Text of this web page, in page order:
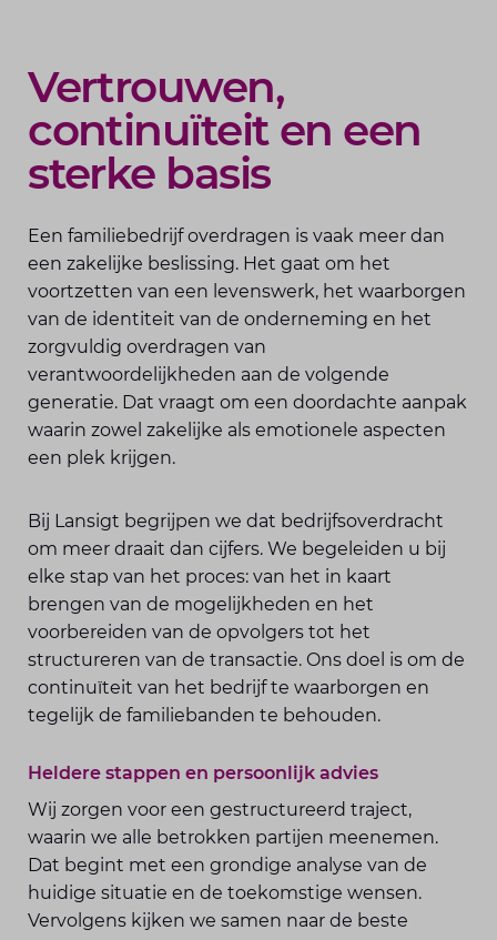
Vertrouwen,
continuïteit en een
sterke basis
Een familiebedrijf overdragen is vaak meer dan
een zakelijke beslissing. Het gaat om het
voortzetten van een levenswerk, het waarborgen
van de identiteit van de onderneming en het
zorgvuldig overdragen van
verantwoordelijkheden aan de volgende
generatie. Dat vraagt om een doordachte aanpak
waarin zowel zakelijke als emotionele aspecten
een plek krijgen.
Bij Lansigt begrijpen we dat bedrijfsoverdracht
om meer draait dan cijfers. We begeleiden u bij
elke stap van het proces: van het in kaart
brengen van de mogelijkheden en het
voorbereiden van de opvolgers tot het
structureren van de transactie. Ons doel is om de
continuïteit van het bedrijf te waarborgen en
tegelijk de familiebanden te behouden.
Heldere stappen en persoonlijk advies
Wij zorgen voor een gestructureerd traject,
waarin we alle betrokken partijen meenemen.
Dat begint met een grondige analyse van de
huidige situatie en de toekomstige wensen.
Vervolgens kijken we samen naar de beste